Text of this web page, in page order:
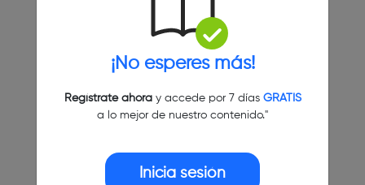
¡No esperes más!
Regístrate ahoray accede por 7 días GRATIS
a lo mejor de nuestro contenido."
Inicia sesión